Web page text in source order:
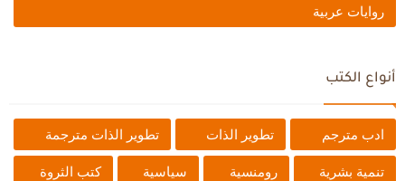
روايات عربية
أنواع الكتب
ادب مترجم تطوير الذات تطوير الذات مترجمة
تنمية بشرية رومنسية سياسية كتب الثروة